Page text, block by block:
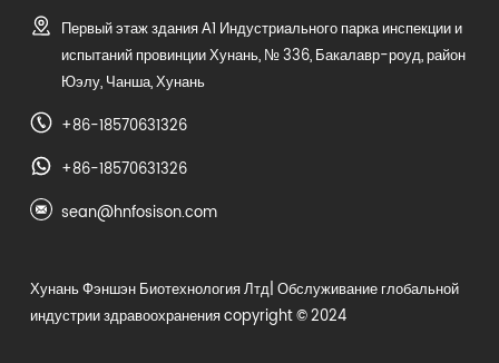
Первый этаж здания А1 Индустриального парка инспекции и
испытаний провинции Хунань, № 336, Бакалавр-роуд, район
Юэлу, Чанша, Хунань
+86-18570631326
+86-18570631326
sean@hnfosison.com
Хунань Фэншэн Биотехнология Лтд | Обслуживание глобальной
индустрии здравоохранения copyright © 2024